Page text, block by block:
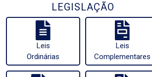
LEGISLAÇÃO
Leis
Ordinárias
Leis
Complementares